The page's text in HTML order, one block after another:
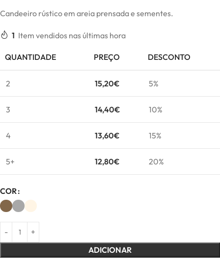
Candeeiro rústico em areia prensada e sementes.
1 Item vendidos nas últimas hora
QUANTIDADE PREÇO DESCONTO
2 15,20€ 5%
3 14,40€ 10%
4 13,60€ 15%
5+ 12,80€ 20%
COR
ADICIONAR